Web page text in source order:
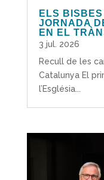
ELS
JORNADA
EN EL
3 jul. 2026
Recull de les
Catalunya El
l’Església...